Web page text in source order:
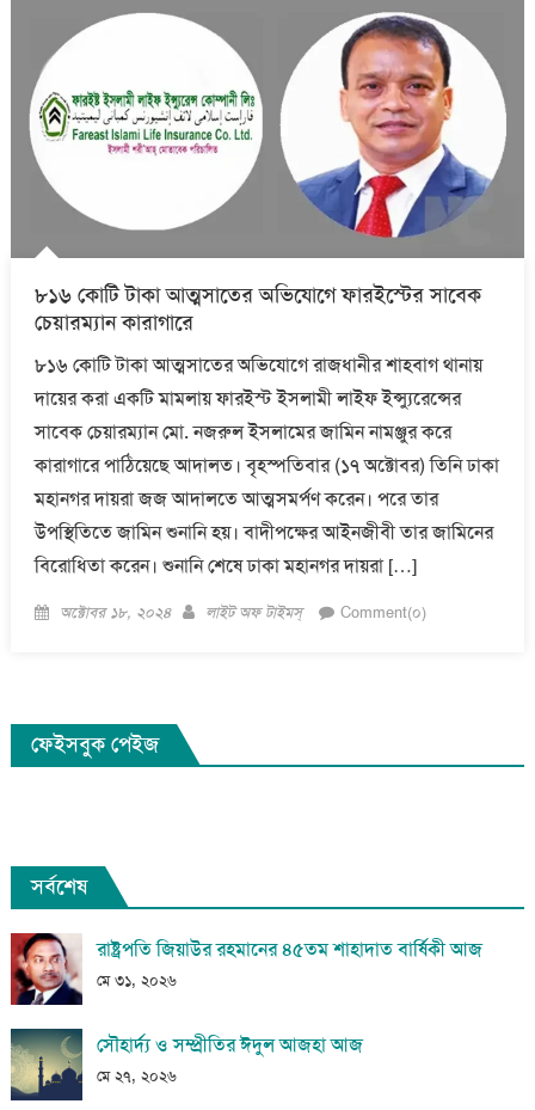
৮১৬ কোটি টাকা আত্মসাতের অভিযোগে ফারইস্টের সাবেক
চেয়ারম্যান কারাগারে
৮১৬ কোটি টাকা আত্মসাতের অভিযোগে রাজধানীর শাহবাগ থানায়
দায়ের করা একটি মামলায় ফারইস্ট ইসলামী লাইফ ইন্স্যুরেন্সের
সাবেক চেয়ারম্যান মো. নজরুল ইসলামের জামিন নামঞ্জুর করে
কারাগারে পাঠিয়েছে আদালত। বৃহস্পতিবার (১৭ অক্টোবর) তিনি ঢাকা
মহানগর দায়রা জজ আদালতে আত্মসমর্পণ করেন। পরে তার
উপস্থিতিতে জামিন শুনানি হয়। বাদীপক্ষের আইনজীবী তার জামিনের
বিরোধিতা করেন। শুনানি শেষে ঢাকা মহানগর দায়রা […]
Posted
অক্টোবর ১৮, ২০২৪ Author
লাইট অফ টাইমস্ Comment(০)
ফেইসবুক পেইজ
সর্বশেষ
রাষ্ট্রপতি জিয়াউর রহমানের ৪৫তম শাহাদাত বার্ষিকী আজ
মে ৩১, ২০২৬
সৌহার্দ্য ও সম্প্রীতির ঈদুল আজহা আজ
মে ২৭, ২০২৬